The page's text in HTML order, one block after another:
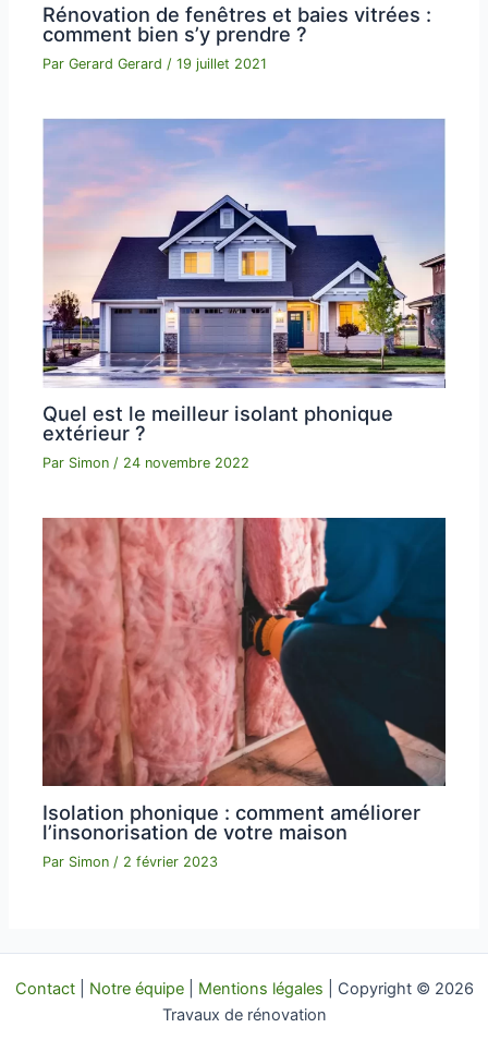
Rénovation de fenêtres et baies vitrées :
comment bien s’y prendre ?
ParGerard Gerard /19 juillet 2021
Quel est le meilleur isolant phonique
extérieur ?
Par Simon/ 24 novembre 2022
Isolation phonique : comment améliorer
l’insonorisation de votre maison
Par Simon/ 2 février 2023
Contact| Notre équipe| Mentions légales | Copyright © 2026
Travaux de rénovation